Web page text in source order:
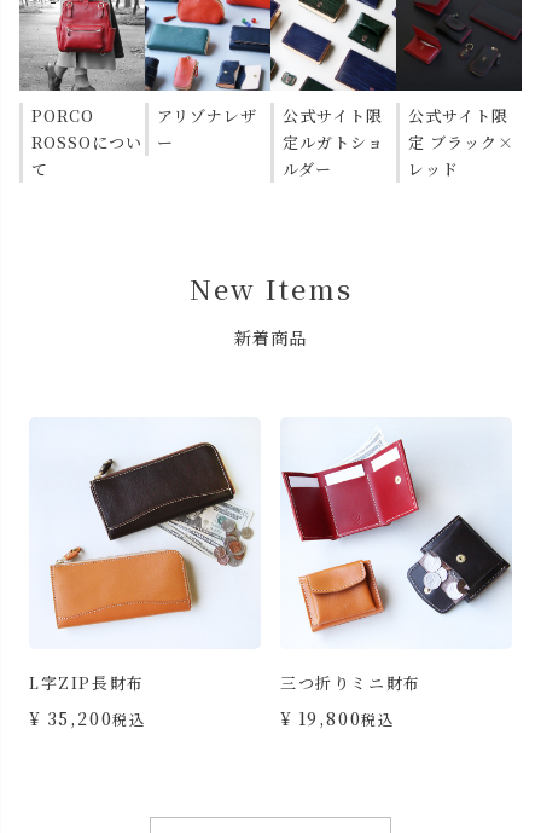
PORCO
ROSSOについ
て
アリゾナレザ
ー
公式サイト限
定ルガトショ
ルダー
公式サイト限
定 ブラック×
レッド
New Items
新着商品
L字ZIP長財布
¥ 35,200税込
三つ折りミニ財布
¥ 19,800税込